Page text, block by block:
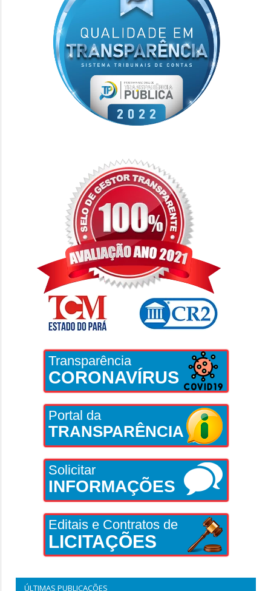
Transparência
CORONAVÍRUS
Portal da
TRANSPARÊNCIA
Solicitar
INFORMAÇÕES
Editais e Contratos de
LICITAÇÕES
ÚLTIMAS PUBLICAÇÕES